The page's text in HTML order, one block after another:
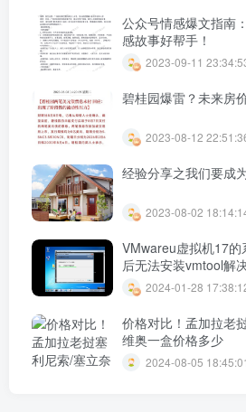
公众号情感爆文指南
感故事好帮手！
2023-09-11
碧桂园爆雷？未来房
2023-08-12
经验分享之我们要成
2023-08-02
VMwareu虚拟机17
后无法安装vmtool解
2024-01-28
价格对比！孟加拉老
维奥一盒价格多少
2024-08-05 18:45:01